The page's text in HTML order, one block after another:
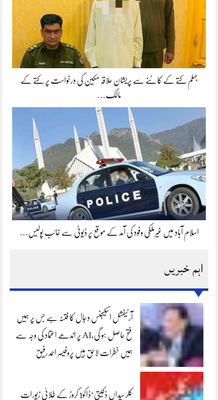
جہلم کتے کے کاٹنے سے پریشان علاقہ مکین کی درخواست پر کتے کے
مالک…
اسلام آباد میں غیرملکی وفود کی آمد کے موقع پر ڈیوٹی سے غائب پولیس…
اہم خبریں
آرٹیفشل انٹلیجنس دجال کا فتنہ ہے جس پر ہمیں
فتح حاصل ہو گی،AI پر اندھے اعتماد کی وجہ سے
ہمیں خطرات لاحق ہیں پروفیسر احمد رفیق
کلرسیداں ڈکیتی‘ڈاکو1 کروڑ کے طلائی زیورات